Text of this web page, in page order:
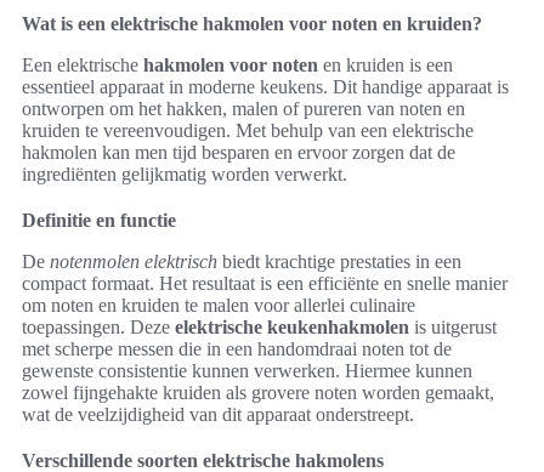
Wat is een elektrische hakmolen voor noten en kruiden?
Een elektrische hakmolen voor noten en kruiden is een
essentieel apparaat in moderne keukens. Dit handige apparaat is
ontworpen om het hakken, malen of pureren van noten en
kruiden te vereenvoudigen. Met behulp van een elektrische
hakmolen kan men tijd besparen en ervoor zorgen dat de
ingrediënten gelijkmatig worden verwerkt.
Definitie en functie
De notenmolen elektrisch biedt krachtige prestaties in een
compact formaat. Het resultaat is een efficiënte en snelle manier
om noten en kruiden te malen voor allerlei culinaire
toepassingen. Deze elektrische keukenhakmolen is uitgerust
met scherpe messen die in een handomdraai noten tot de
gewenste consistentie kunnen verwerken. Hiermee kunnen
zowel fijngehakte kruiden als grovere noten worden gemaakt,
wat de veelzijdigheid van dit apparaat onderstreept.
Verschillende soorten elektrische hakmolens